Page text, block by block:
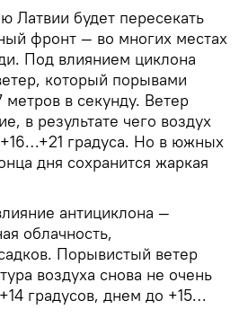
Латвии будет пересекать
фронт — во многих местах
Под влиянием циклона
который порывами
метров в секунду. Ветер
в результате чего воздух
градуса. Но в южных
дня сохранится жаркая
антициклона —
облачность,
Порывистый ветер
воздуха снова не очень
градусов, днем до +15…